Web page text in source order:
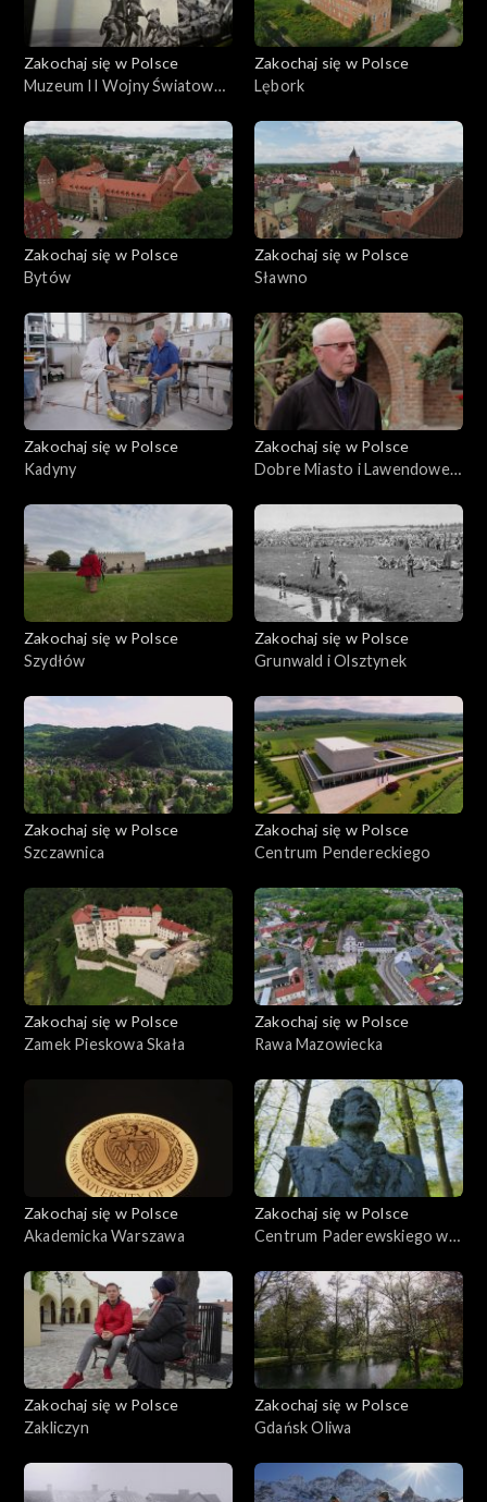
Zakochaj się w Polsce
Muzeum II Wojny Światowej
Zakochaj się w Polsce
Lębork
Zakochaj się w Polsce
Bytów
Zakochaj się w Polsce
Sławno
Zakochaj się w Polsce
Kadyny
Zakochaj się w Polsce
Dobre Miasto i Lawendowe
Zakochaj się w Polsce
Szydłów
Zakochaj się w Polsce
Grunwald i Olsztynek
Zakochaj się w Polsce
Szczawnica
Zakochaj się w Polsce
Centrum Pendereckiego
Zakochaj się w Polsce
Zamek Pieskowa Skała
Zakochaj się w Polsce
Rawa Mazowiecka
Zakochaj się w Polsce
Akademicka Warszawa
Zakochaj się w Polsce
Centrum Paderewskiego w
Zakochaj się w Polsce
Zakliczyn
Zakochaj się w Polsce
Gdańsk Oliwa